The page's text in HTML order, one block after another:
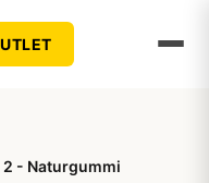
2 - Naturgummi